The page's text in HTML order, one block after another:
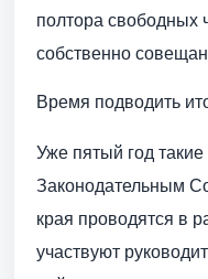
полтора свободных
собственно
Время подводить
Уже пятый год
Законодательным
края проводятся в
участвуют